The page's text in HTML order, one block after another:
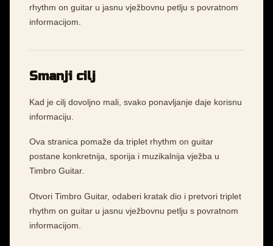
rhythm on guitar u jasnu vježbovnu petlju s povratnom
informacijom.
Smanji cilj
Kad je cilj dovoljno mali, svako ponavljanje daje korisnu
informaciju.
Ova stranica pomaže da triplet rhythm on guitar
postane konkretnija, sporija i muzikalnija vježba u
Timbro Guitar.
Otvori Timbro Guitar, odaberi kratak dio i pretvori triplet
rhythm on guitar u jasnu vježbovnu petlju s povratnom
informacijom.